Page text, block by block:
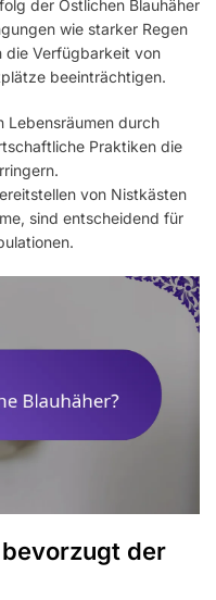
der Östlichen Blauhäher
wie starker Regen
die Verfügbarkeit von
beeinträchtigen.
Lebensräumen durch
Praktiken die
von Nistkästen
sind entscheidend für
der